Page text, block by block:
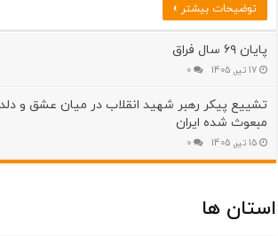
توضیحات بیشتر »
پایان ۶۹ سال فراق
17 تیر, 1405 0
تشییع پیکر رهبر شهید انقلاب در میان عشق و
مبعوث شده ایران
15 تیر, 1405 0
استان ها